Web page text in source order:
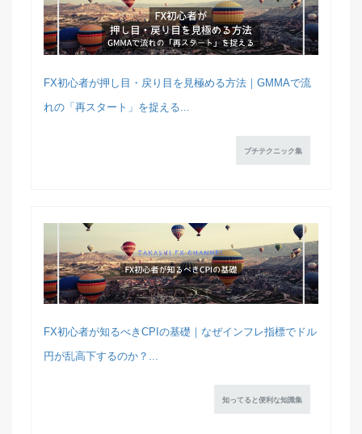
FX初心者が押し目・戻り目を見極める方法｜GMMAで流
れの「再スタート」を捉える...
プチテクニック集
FX初心者が知るべきCPIの基礎｜なぜインフレ指標でドル
円が乱高下するのか？...
知ってると便利な知識集